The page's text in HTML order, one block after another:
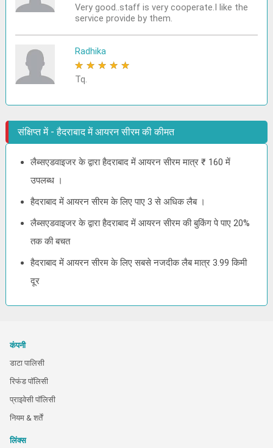
Very good..staff is very cooperate.I like the
service provide by them.
Radhika
★ ★ ★ ★ ★
Tq.
संक्षिप्त में - हैदराबाद में आयरन सीरम की कीमत
लैब्सएडवाइजर के द्वारा हैदराबाद में आयरन सीरम मात्र ₹ 160 में
उपलब्ध ।
हैदराबाद में आयरन सीरम के लिए पाए 3 से अधिक लैब ।
लैब्सएडवाइजर के द्वारा हैदराबाद में आयरन सीरम की बुकिंग पे पाए 20%
तक की बचत
हैदराबाद में आयरन सीरम के लिए सबसे नजदीक लैब मात्र 3.99 किमी
दूर
कंपनी
डाटा पालिसी
रिफंड पॉलिसी
प्राइवेसी पॉलिसी
नियम & शर्तें
लिंक्स